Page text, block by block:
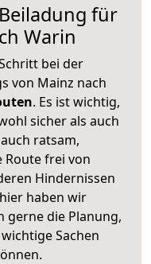
für
Warin
bei der
von Mainz nach
. Es ist wichtig,
sicher als auch
ratsam,
Route frei von
Hindernissen
haben wir
gerne die Planung,
Sachen